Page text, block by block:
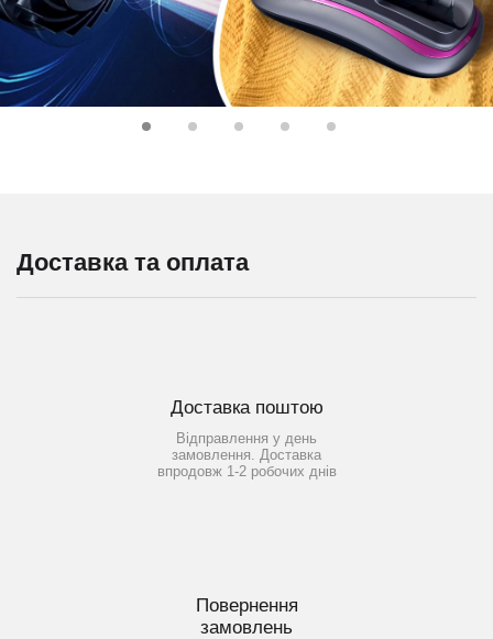
Доставка та оплата
Доставка поштою
Відправлення у день
замовлення. Доставка
впродовж 1-2 робочих днів
Повернення
замовлень